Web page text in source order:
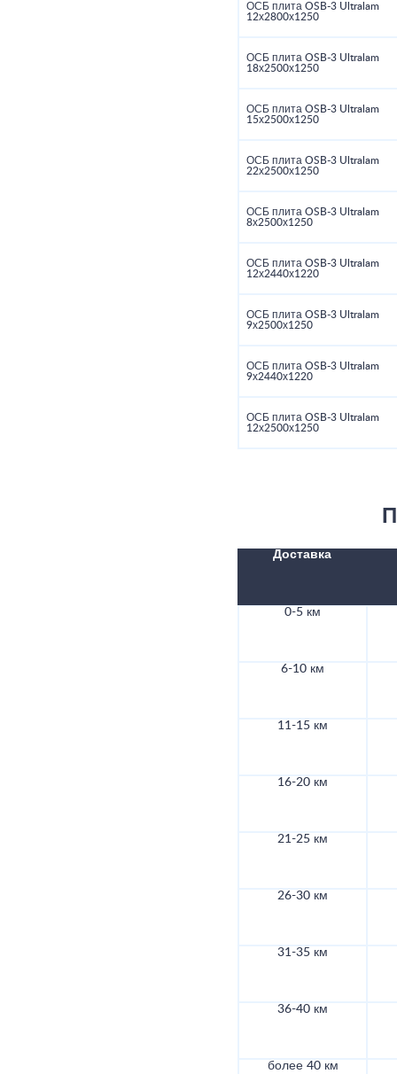
ОСБ плита OSB-3 Ultralam
12х2800х1250
ОСБ плита OSB-3 Ultralam
18х2500х1250
ОСБ плита OSB-3 Ultralam
15х2500х1250
ОСБ плита OSB-3 Ultralam
22х2500х1250
ОСБ плита OSB-3 Ultralam
8х2500х1250
ОСБ плита OSB-3 Ultralam
12х2440х1220
ОСБ плита OSB-3 Ultralam
9х2500х1250
ОСБ плита OSB-3 Ultralam
9х2440х1220
ОСБ плита OSB-3 Ultralam
12х2500х1250
Доставка
0-5 км
6-10 км
11-15 км
16-20 км
21-25 км
26-30 км
31-35 км
36-40 км
более 40 км